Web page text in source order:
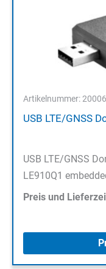
Artikelnummer:
USB LTE/GNSS
USB LTE/GNSS
LE910Q1
Preis und